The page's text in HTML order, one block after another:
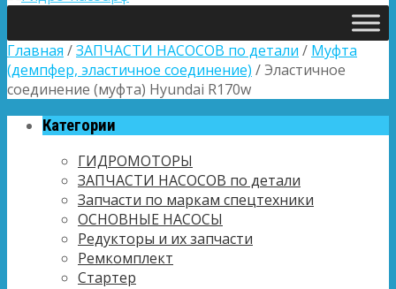
Главная /ЗАПЧАСТИ НАСОСОВ по детали / Муфта
(демпфер, эластичное соединение) / Эластичное
соединение (муфта) Hyundai R170w
Категории
ГИДРОМОТОРЫ
ЗАПЧАСТИ НАСОСОВ по детали
Запчасти по маркам спецтехники
ОСНОВНЫЕ НАСОСЫ
Редукторы и их запчасти
Ремкомплект
Стартер